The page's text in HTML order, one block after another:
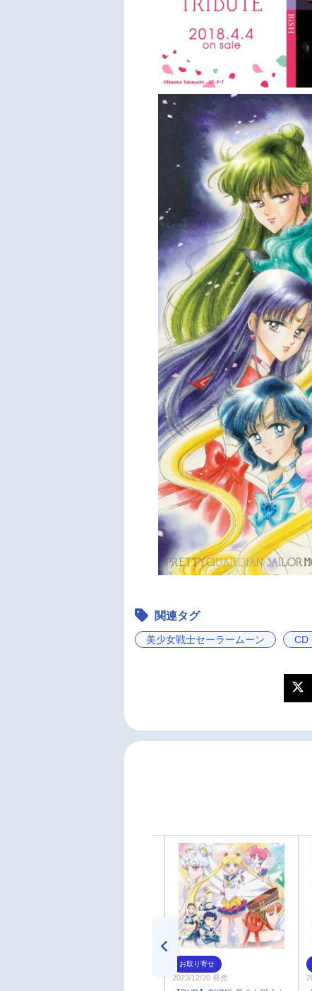
関連タグ
美少女戦士セーラームーン CD
お取り寄せ
2023/12/20 発売